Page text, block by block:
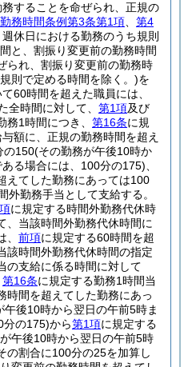
することを命ぜられ、正規の
勤務時間条例第3条第1項
第4
休日における勤務のうち規則
と、割振り変更前の勤務時間
られ、割振り変更前の勤務時
則で定める時間を除く。)を
60時間を超えた職員には、
全時間に対して、 第1項及び
1時間につき、 第16条に規
額に、正規の勤務時間を超え
の150(その勤務が午後10時か
る場合には、100分の175)
えてした勤務にあっては100
外勤務手当として支給する。
に規定する時間外勤務代休時
、当該時間外勤務代休時間に
前項に規定する60時間を超
該時間外勤務代休時間の指定
の支給に係る時間に対して
第16条に規定する勤務1時間当
時間を超えてした勤務にあっ
午後10時から翌日の午前5時ま
分の175)から第1項に規定する
午後10時から翌日の午前5時
の割合に100分の25を加算し